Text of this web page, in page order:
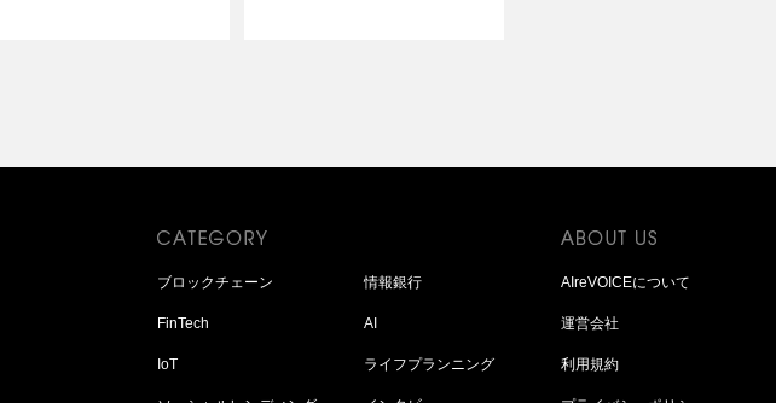
ブロックチェーン
FinTech
IoT
情報銀行
AI
ライフプランニング
AIreVOICEについて
運営会社
利用規約